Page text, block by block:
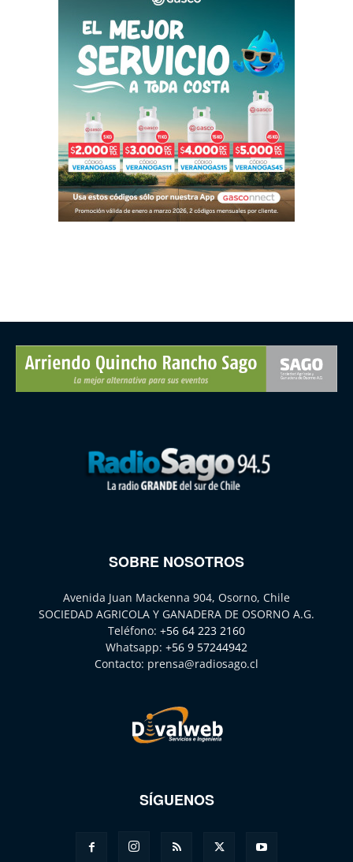
SOBRE NOSOTROS
Avenida Juan Mackenna 904, Osorno, Chile
SOCIEDAD AGRICOLA Y GANADERA DE OSORNO A.G.
Teléfono: +56 64 223 2160
Whatsapp: +56 9 57244942
Contacto: prensa@radiosago.cl
SÍGUENOS